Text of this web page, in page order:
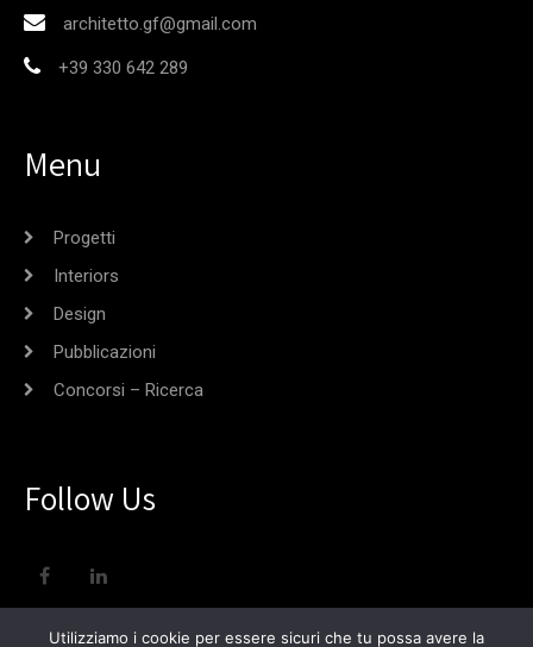
architetto.gf@gmail.com
+39 330 642 289
Menu
Progetti
Interiors
Design
Pubblicazioni
Concorsi – Ricerca
Follow Us
Utilizziamo i cookie per essere sicuri che tu possa avere la